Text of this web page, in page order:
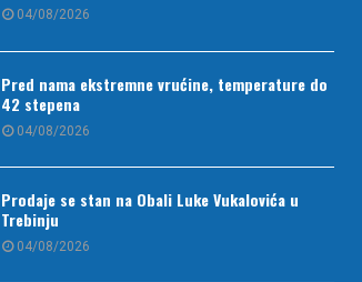
04/08/2026
Pred nama ekstremne vrućine, temperature do
42 stepena
04/08/2026
Prodaje se stan na Obali Luke Vukalovića u
Trebinju
04/08/2026